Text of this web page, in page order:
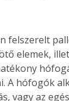
felszerelt
elemek,
A hófogók
vagy az